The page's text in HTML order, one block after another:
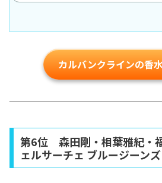
カルバンクラインの香
第6位 森田剛・相葉雅紀・
ェルサーチェ ブルージーン